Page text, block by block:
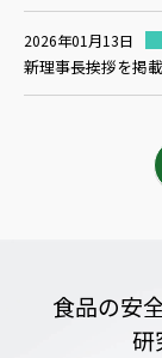
2026年01月13日
新理事長挨拶を掲載
食品の安
研